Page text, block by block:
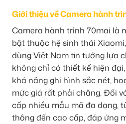
Giới thiệu về Camera hành
Camera hành trình 70mai là
bật thuộc hệ sinh thái
dùng Việt Nam tin tưởng lựa
không chỉ có thiết kế hiện
khả năng ghi hình sắc nét,
mức giá rất phải chăng. Đối
cấp nhiều mẫu mã đa dạng,
thông đến cao cấp, đáp ứng